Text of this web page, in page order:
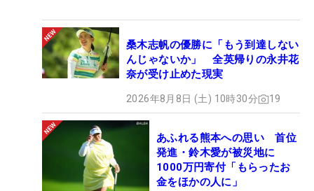
桑木志帆の優勝に「もう到達しない
んじゃないか」 全英帰りの永井花
奈が受け止めた現実
2026年8月8日 (土) 10時30分 19
あふれる熊本への思い 首位
発進・鈴木愛が被災地に
1000万円寄付「もらったお
金をほかの人に」